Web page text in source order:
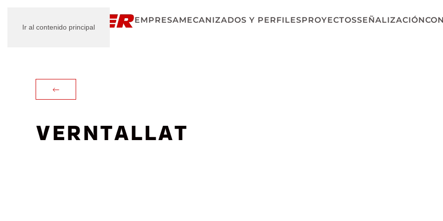
Ir al contenido principal
EMPRESAMECANIZADOS Y PERFILESPROYECTOSSEÑALIZACIÓN
VERNTALLAT